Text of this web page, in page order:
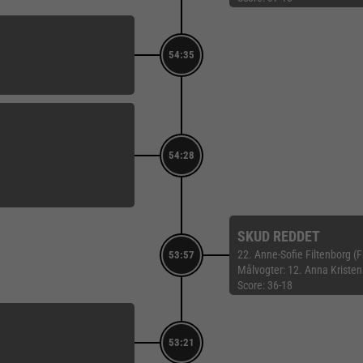
54:35
54:28
53:57
SKUD REDDET
22. Anne-Sofie Filtenborg
Målvogter: 12. Anna
Score: 36-18
53:21